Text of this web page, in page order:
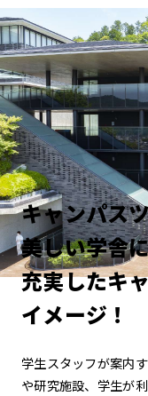
キャンパス
美しい学舎
充実したキ
イメージ！
学生スタッフが案内
や研究施設、学生が